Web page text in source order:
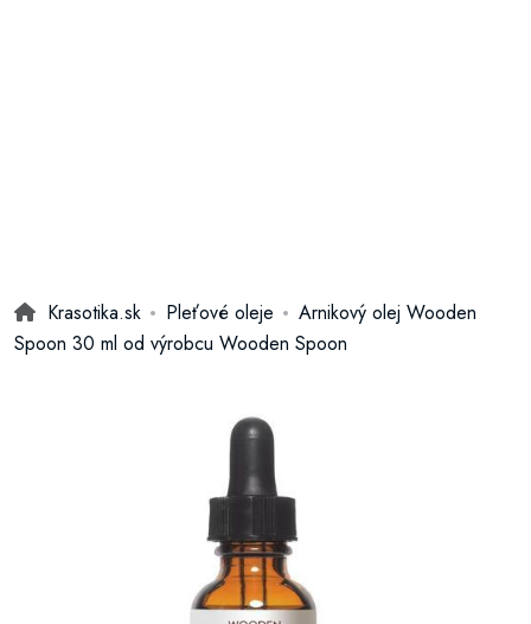
Krasotika.sk Pleťové oleje
Arnikový olej Wooden
Spoon 30 ml od výrobcu Wooden Spoon